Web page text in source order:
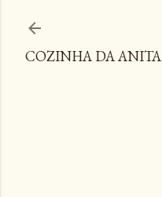
COZINHA DA ANITA